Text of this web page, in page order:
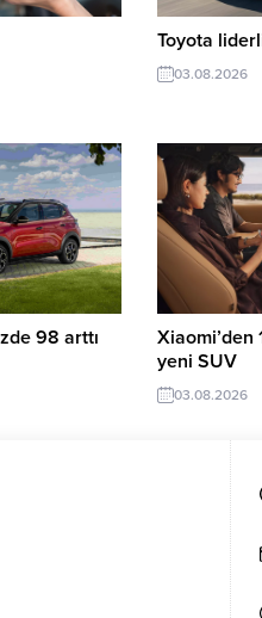
Toyota
03.08.2026
98 arttı
yeni SUV
03.08.2026